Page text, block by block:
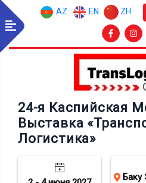
AZ EN ZH
24-я Каспийская
Выставка
Логистика»
Баку